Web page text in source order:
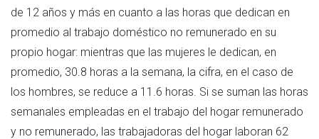
de 12 años y más en cuanto a las horas que dedican en
promedio al trabajo doméstico no remunerado en su
propio hogar: mientras que las mujeres le dedican, en
promedio, 30.8 horas a la semana, la cifra, en el caso de
los hombres, se reduce a 11.6 horas. Si se suman las horas
semanales empleadas en el trabajo del hogar remunerado
y no remunerado, las trabajadoras del hogar laboran 62